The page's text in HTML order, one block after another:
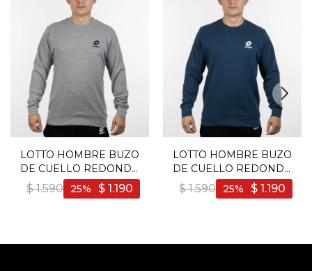
LOTTO HOMBRE BUZO
DE CUELLO REDONDO
LOGO CHICO - GRIS -
Gris
$ 1.590 $ 1.190
25
LOTTO HOMBRE BUZO
DE CUELLO REDONDO
LOGO CHICO - MARINO
- Marino
$ 1.590 $ 1.190
25